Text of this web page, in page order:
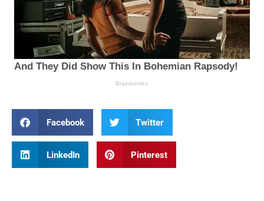
Facebook Twitter
LinkedIn Pinterest